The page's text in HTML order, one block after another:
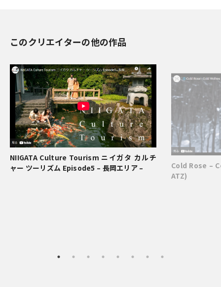
このクリエイターの他の作品
NIIGATA Culture Tourism ニイガタ カルチ
ャー ツーリズム Episode5 – 長岡エリア –
Cold Rose –
ATZ)